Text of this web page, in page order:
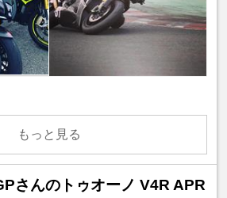
もっと見る
さんのトゥオーノ V4R APR